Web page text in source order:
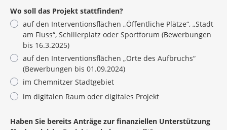
Wo soll das Projekt stattfinden?
auf den Interventionsflächen „Öffentliche Plätze“, „Stadt
am Fluss“, Schillerplatz oder Sportforum (Bewerbungen
bis 16.3.2025)
auf den Interventionsflächen „Orte des Aufbruchs“
(Bewerbungen bis 01.09.2024)
im Chemnitzer Stadtgebiet
im digitalen Raum oder digitales Projekt
Haben Sie bereits Anträge zur finanziellen Unterstützung